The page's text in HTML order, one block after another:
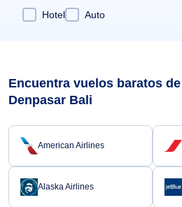
Hotel
Auto
Encuentra vuelos baratos
Denpasar Bali
American Airlines
Alaska Airlines